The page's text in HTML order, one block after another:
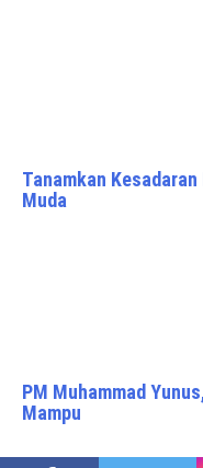
Tanamkan
Muda
PM Muhammad
Mampu